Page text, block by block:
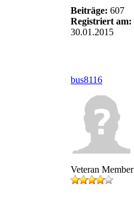
Beiträge: 607
Registriert am:
30.01.2015
bus8116
Veteran Member